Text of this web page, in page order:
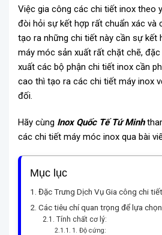
Việc gia công các chi tiết inox theo
đòi hỏi sự kết hợp rất chuẩn xác và
tạo ra những chi tiết này cần sự kết
máy móc sản xuất rất chặt chẽ,
xuất các bộ phận chi tiết inox cần
cao thì tạo ra các chi tiết máy inox
đối.
Hãy cùng Inox Quốc Tế Tứ Minh
các chi tiết máy móc inox qua bài
Mục lục
Đặc Trưng Dịch Vụ Gia công chi
Các tiêu chí quan trọng để lựa
Tính chất cơ lý:
1. Độ cứng: